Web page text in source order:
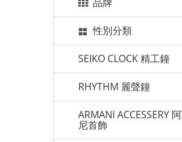
性別分類
SEIKO CLOCK 精工鐘
RHYTHM 麗聲鐘
ARMANI ACCESSERY
尼首飾